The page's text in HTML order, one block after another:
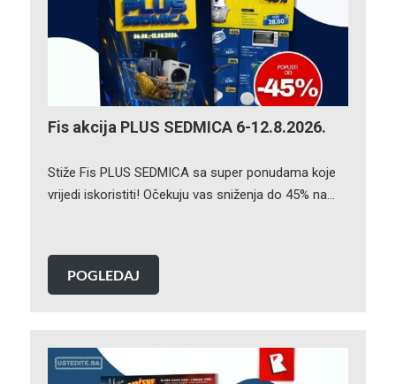
Fis akcija PLUS SEDMICA 6-12.8.2026.
Stiže Fis PLUS SEDMICA sa super ponudama koje
vrijedi iskoristiti! Očekuju vas sniženja do 45% na…
POGLEDAJ